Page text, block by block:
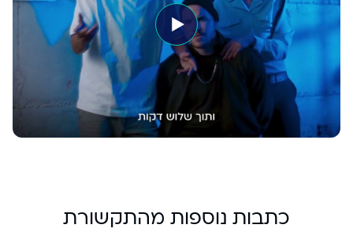
כתבות נוספות מהתקשורת